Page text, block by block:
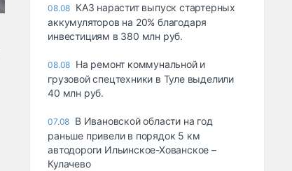
08.08 КАЗ нарастит выпуск стартерных
аккумуляторов на 20% благодаря
инвестициям в 380 млн руб.
08.08 На ремонт коммунальной и
грузовой спецтехники в Туле выделили
40 млн руб.
07.08 В Ивановской области на год
раньше привели в порядок 5 км
автодороги Ильинское-Хованское –
Кулачево